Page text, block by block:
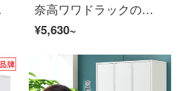
加重金
奈高ワワドラックの一門の従業員棚鋼製の事務所の寮のロッカーの鉄の皮の箱の四つの白い枠の黄門
¥5,630~